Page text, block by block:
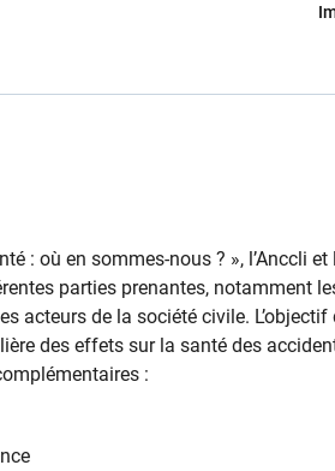
: où en sommes-nous ? », l’Anccli et
parties prenantes, notamment
acteurs de la société civile. L’objectif
des effets sur la santé des
: